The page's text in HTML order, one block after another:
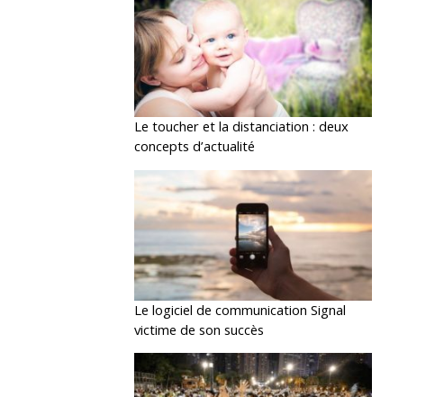
Le toucher et la distanciation : deux
concepts d’actualité
Le logiciel de communication Signal
victime de son succès